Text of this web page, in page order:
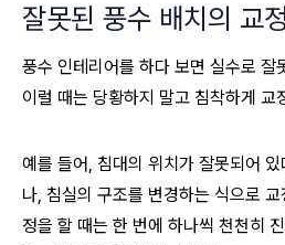
잘못된 풍수 배치의 교
풍수 인테리어를 하다 보면 실수로 잘
이럴 때는 당황하지 말고 침착하게 교
예를 들어, 침대의 위치가 잘못되어
나, 침실의 구조를 변경하는 식으로
정을 할 때는 한 번에 하나씩 천천히